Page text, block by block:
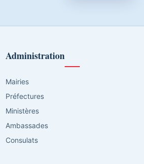
Administration
Mairies
Préfectures
Ministères
Ambassades
Consulats